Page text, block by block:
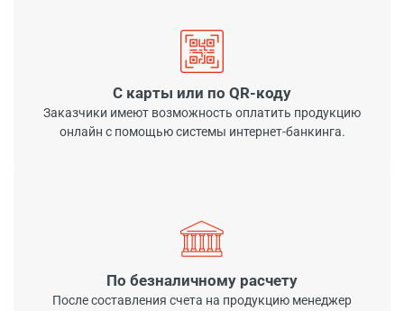
С карты или по QR-коду
Заказчики имеют возможность оплатить продукцию
онлайн с помощью системы интернет-банкинга.
По безналичному расчету
После составления счета на продукцию менеджер